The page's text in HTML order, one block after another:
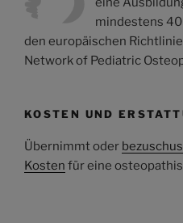
mindestens
den europäischen
Network of Pediatric
KOSTEN UND
Übernimmt oder
Kosten für eine